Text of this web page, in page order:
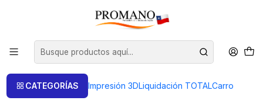
CATEGORÍAS Impresión 3DLiquidación TOTALCarro
Liquidación TOTAL
RUEDA SILICONA CELESTE PULIDO FINO 100 X 15MM ANTILOPE